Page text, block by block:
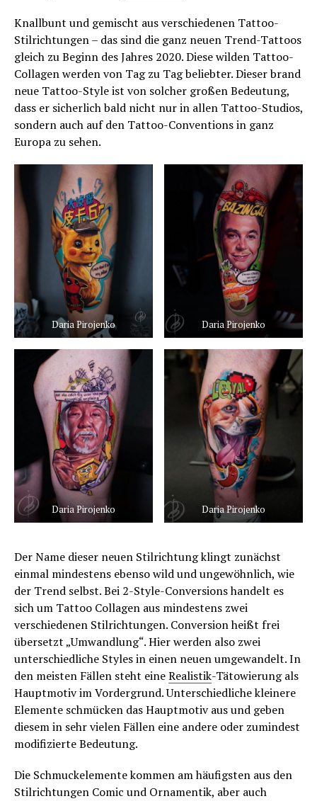
Knallbunt und gemischt aus verschiedenen Tattoo-
Stilrichtungen – das sind die ganz neuen Trend-Tattoos
gleich zu Beginn des Jahres 2020. Diese wilden Tattoo-
Collagen werden von Tag zu Tag beliebter. Dieser brand
neue Tattoo-Style ist von solcher großen Bedeutung,
dass er sicherlich bald nicht nur in allen Tattoo-Studios,
sondern auch auf den Tattoo-Conventions in ganz
Europa zu sehen.
Daria Pirojenko Daria Pirojenko
Daria Pirojenko Daria Pirojenko
Der Name dieser neuen Stilrichtung klingt zunächst
einmal mindestens ebenso wild und ungewöhnlich, wie
der Trend selbst. Bei 2-Style-Conversions handelt es
sich um Tattoo Collagen aus mindestens zwei
verschiedenen Stilrichtungen. Conversion heißt frei
übersetzt „Umwandlung“. Hier werden also zwei
unterschiedliche Styles in einen neuen umgewandelt. In
den meisten Fällen steht eineRealistik-Tätowierung als
Hauptmotiv im Vordergrund. Unterschiedliche kleinere
Elemente schmücken das Hauptmotiv aus und geben
diesem in sehr vielen Fällen eine andere oder zumindest
modifizierte Bedeutung.
Die Schmuckelemente kommen am häufigsten aus den
Stilrichtungen Comic und Ornamentik, aber auch